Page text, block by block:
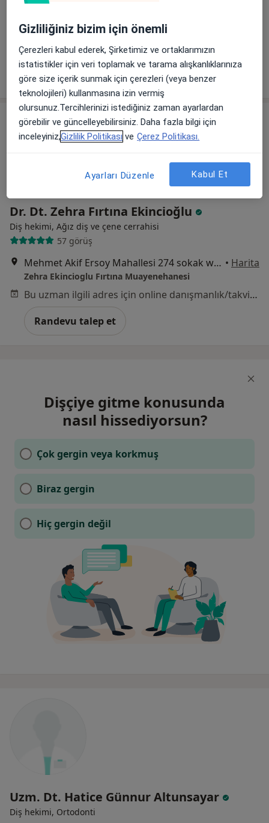
Ali Emrah Uysal Muayenehanesi
Randevu talep et
Dr. Dt. Zehra Fırtına Ekincioğlu
Diş hekimi, Ağız diş ve çene cerrahisi
57 görüş
Mehmet Akif Ersoy Mahallesi 274 sokak wings plaza 1A blok no :82, Ankara • Harita
Zehra Ekincioglu Fırtına Muayenehanesi
Bu uzman ilgili adres için online danışmanlık/takvim sunmuyor.
Randevu talep et
Dişçiye gitme konusunda
nasıl hissediyorsun?
Çok gergin veya korkmuş
Biraz gergin
Hiç gergin değil
Uzm. Dt. Hatice Günnur Altunsayar
Diş hekimi, Ortodonti
Gizliliğiniz bizim için önemli
Çerezleri kabul ederek, Şirketimiz ve ortaklarımızın
istatistikler için veri toplamak ve tarama alışkanlıklarınıza
göre size içerik sunmak için çerezleri (veya benzer
teknolojileri) kullanmasına izin vermiş
olursunuz.Tercihlerinizi istediğiniz zaman ayarlardan
görebilir ve güncelleyebilirsiniz. Daha fazla bilgi için
inceleyiniz,Gizlilik Politikası ve Çerez Politikası.
Ayarları Düzenle Kabul Et